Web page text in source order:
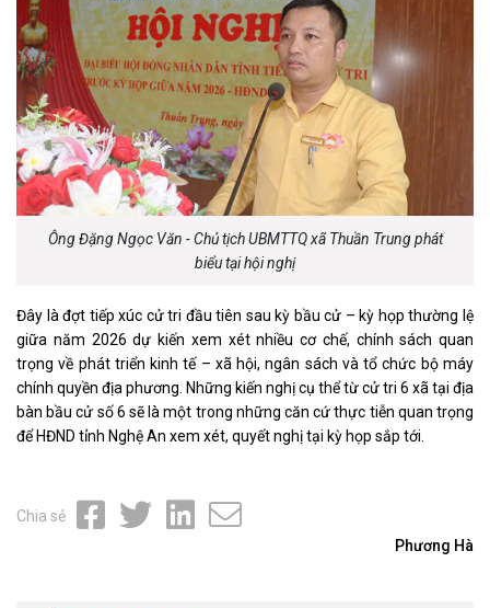
Ông Đặng Ngọc Văn - Chủ tịch UBMTTQ xã Thuần Trung phát
biểu tại hội nghị
Đây là đợt tiếp xúc cử tri đầu tiên sau kỳ bầu cử – kỳ họp thường lệ
giữa năm 2026 dự kiến xem xét nhiều cơ chế, chính sách quan
trọng về phát triển kinh tế – xã hội, ngân sách và tổ chức bộ máy
chính quyền địa phương. Những kiến nghị cụ thể từ cử tri 6 xã tại địa
bàn bầu cử số 6 sẽ là một trong những căn cứ thực tiễn quan trọng
để HĐND tỉnh Nghệ An xem xét, quyết nghị tại kỳ họp sắp tới.
Chia sẻ
Phương Hà